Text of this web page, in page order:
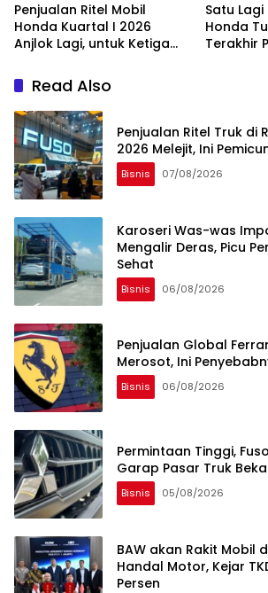
Penjualan Ritel Mobil
Honda Kuartal I 2026
Anjlok Lagi, untuk Ketiga
Satu
Honda
Terakhir
Read Also
Penjualan Ritel Truk di
2026 Melejit, Ini
Bisnis 07/08/2026
Karoseri Was-was
Mengalir Deras, Picu
Sehat
Bisnis 06/08/2026
Penjualan Global
Merosot, Ini
Bisnis 06/08/2026
Permintaan Tinggi,
Garap Pasar Truk
Bisnis 05/08/2026
BAW akan Rakit Mobil
Handal Motor, Kejar
Persen